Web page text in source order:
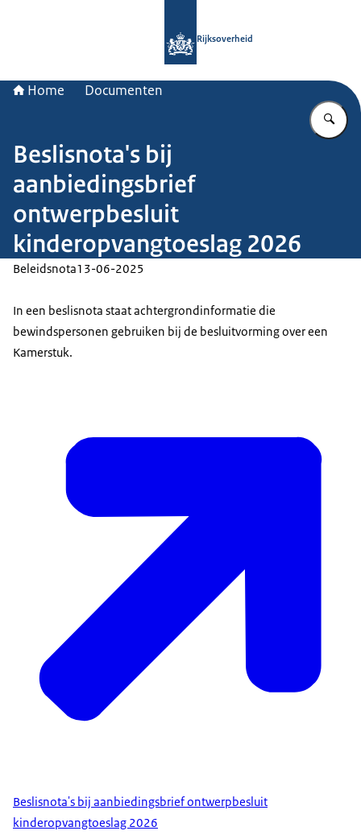
Rijksoverheid
Home Documenten
Beslisnota's bij
aanbiedingsbrief
ontwerpbesluit
kinderopvangtoeslag 2026
Beleidsnota13-06-2025
In een beslisnota staat achtergrondinformatie die
bewindspersonen gebruiken bij de besluitvorming over een
Kamerstuk.
Beslisnota's bij aanbiedingsbrief ontwerpbesluit
kinderopvangtoeslag 2026